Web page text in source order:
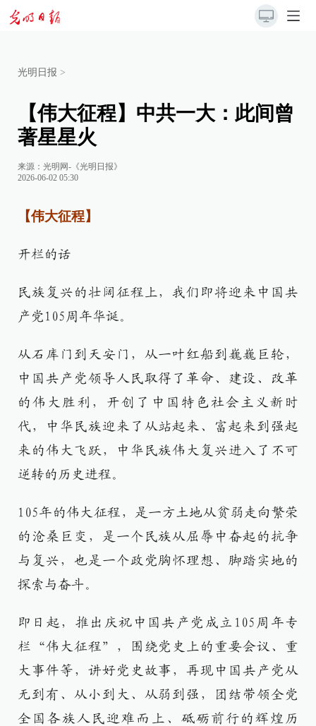
光明日报 >
【伟大征程】中共一大：此间曾
著星星火
来源： 光明网-《光明日报》
2026-06-02 05:30
【伟大征程】
开栏的话
民族复兴的壮阔征程上，我们即将迎来中国共
产党105周年华诞。
从石库门到天安门，从一叶红船到巍巍巨轮，
中国共产党领导人民取得了革命、建设、改革
的伟大胜利，开创了中国特色社会主义新时
代，中华民族迎来了从站起来、富起来到强起
来的伟大飞跃，中华民族伟大复兴进入了不可
逆转的历史进程。
105年的伟大征程，是一方土地从贫弱走向繁荣
的沧桑巨变，是一个民族从屈辱中奋起的抗争
与复兴，也是一个政党胸怀理想、脚踏实地的
探索与奋斗。
即日起，推出庆祝中国共产党成立105周年专
栏“伟大征程”，围绕党史上的重要会议、重
大事件等，讲好党史故事，再现中国共产党从
无到有、从小到大、从弱到强，团结带领全党
全国各族人民迎难而上、砥砺前行的辉煌历